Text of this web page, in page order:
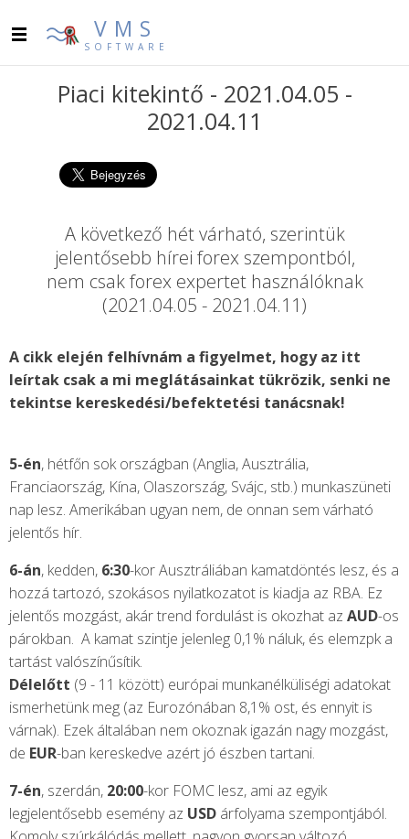
VMS
SOFTWARE
Piaci kitekintő - 2021.04.05 -
2021.04.11
A következő hét várható, szerintük
jelentősebb hírei forex szempontból,
nem csak forex expertet használóknak
(2021.04.05 - 2021.04.11)
A cikk elején felhívnám a figyelmet, hogy az itt
leírtak csak a mi meglátásainkat tükrözik, senki ne
tekintse kereskedési/befektetési tanácsnak!
5-én, hétfőn sok országban (Anglia, Ausztrália,
Franciaország, Kína, Olaszország, Svájc, stb.) munkaszüneti
nap lesz. Amerikában ugyan nem, de onnan sem várható
jelentős hír.
6-án, kedden, 6:30-kor Ausztráliában kamatdöntés lesz, és a
hozzá tartozó, szokásos nyilatkozatot is kiadja az RBA. Ez
jelentős mozgást, akár trend fordulást is okozhat az AUD-os
párokban. A kamat szintje jelenleg 0,1% náluk, és elemzpk a
tartást valószínűsítik.
Délelőtt (9 - 11 között) európai munkanélküliségi adatokat
ismerhetünk meg (az Eurozónában 8,1% ost, és ennyit is
várnak). Ezek általában nem okoznak igazán nagy mozgást,
de EUR-ban kereskedve azért jó észben tartani.
7-én, szerdán, 20:00-kor FOMC lesz, ami az egyik
legjelentősebb esemény az USD árfolyama szempontjából.